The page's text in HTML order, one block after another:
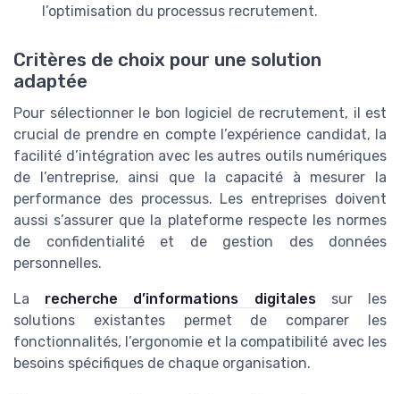
l’optimisation du processus recrutement.
Critères de choix pour une solution
adaptée
Pour sélectionner le bon logiciel de recrutement, il est
crucial de prendre en compte l’expérience candidat, la
facilité d’intégration avec les autres outils numériques
de l’entreprise, ainsi que la capacité à mesurer la
performance des processus. Les entreprises doivent
aussi s’assurer que la plateforme respecte les normes
de confidentialité et de gestion des données
personnelles.
La recherche d’informations digitalessur les
solutions existantes permet de comparer les
fonctionnalités, l’ergonomie et la compatibilité avec les
besoins spécifiques de chaque organisation.